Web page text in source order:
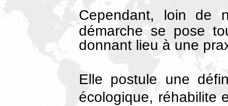
Cependant, loin de
démarche se pose
donnant lieu à une
Elle postule une
écologique, réhabilite